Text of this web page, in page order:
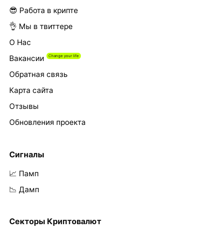
😎 Работа в крипте
👌 Мы в твиттере
О Нас
Вакансии
Обратная связь
Карта сайта
Отзывы
Обновления проекта
Сигналы
📈 Памп
📉 Дамп
Секторы Криптовалют